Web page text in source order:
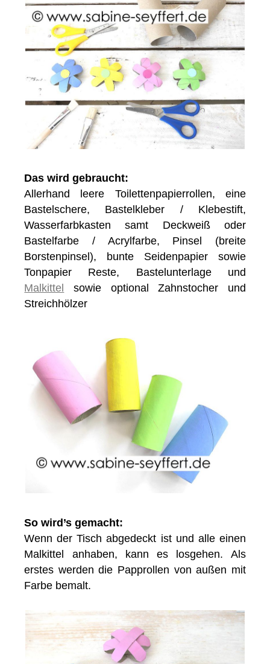
Das wird gebraucht:
Allerhand leere Toilettenpapierrollen, eine
Bastelschere, Bastelkleber / Klebestift,
Wasserfarbkasten samt Deckweiß oder
Bastelfarbe / Acrylfarbe, Pinsel (breite
Borstenpinsel), bunte Seidenpapier sowie
Tonpapier Reste, Bastelunterlage und
Malkittel
sowie optional Zahnstocher und
Streichhölzer
So wird’s gemacht:
Wenn der Tisch abgedeckt ist und alle einen
Malkittel anhaben, kann es losgehen. Als
erstes werden die Papprollen von außen mit
Farbe bemalt.